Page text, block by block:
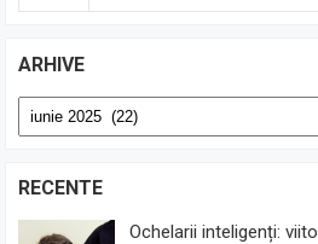
ARHIVE
Arhive
RECENTE
Ochelarii inteligenți: